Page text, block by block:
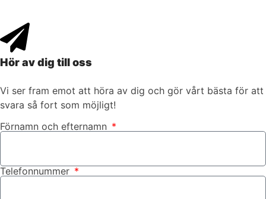
Hör av dig till oss
Vi ser fram emot att höra av dig och gör vårt bästa för att
svara så fort som möjligt!
Förnamn och efternamn
Telefonnummer